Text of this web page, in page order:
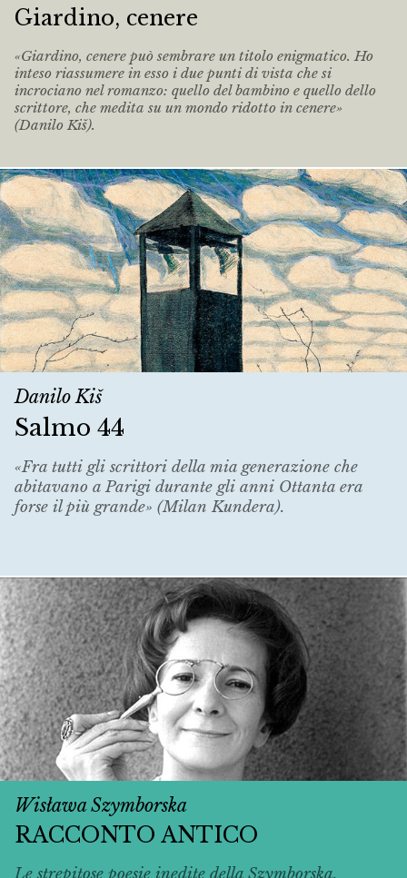
Giardino, cenere
«Giardino, cenere può sembrare un titolo enigmatico. Ho
inteso riassumere in esso i due punti di vista che si
incrociano nel romanzo: quello del bambino e quello dello
scrittore, che medita su un mondo ridotto in cenere»
(Danilo Kiš).
Danilo Kiš
Salmo 44
«Fra tutti gli scrittori della mia generazione che
abitavano a Parigi durante gli anni Ottanta era
forse il più grande» (Milan Kundera).
Wisława Szymborska
RACCONTO ANTICO
Le strepitose poesie inedite della Szymborska,